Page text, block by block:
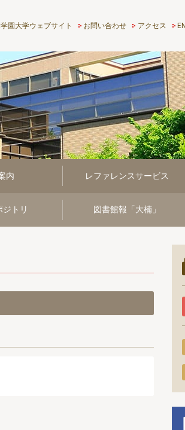
園大学付属図書館
園大学ウェブサイト お問い合わせ アクセス
内 レファレンスサービス
ジトリ 図書館報「大楠」